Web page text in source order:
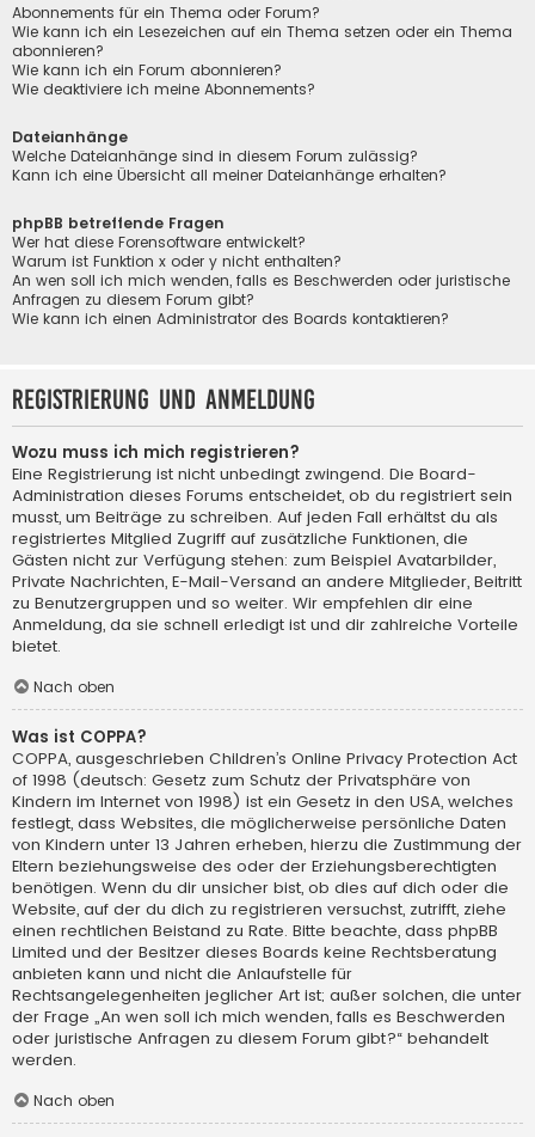
Abonnements für ein Thema oder Forum?
Wie kann ich ein Lesezeichen auf ein Thema setzen oder ein Thema
abonnieren?
Wie kann ich ein Forum abonnieren?
Wie deaktiviere ich meine Abonnements?
Dateianhänge
Welche Dateianhänge sind in diesem Forum zulässig?
Kann ich eine Übersicht all meiner Dateianhänge erhalten?
phpBB betreffende Fragen
Wer hat diese Forensoftware entwickelt?
Warum ist Funktion x oder y nicht enthalten?
An wen soll ich mich wenden, falls es Beschwerden oder juristische
Anfragen zu diesem Forum gibt?
Wie kann ich einen Administrator des Boards kontaktieren?
Registrierung und Anmeldung
Wozu muss ich mich registrieren?
Eine Registrierung ist nicht unbedingt zwingend. Die Board-
Administration dieses Forums entscheidet, ob du registriert sein
musst, um Beiträge zu schreiben. Auf jeden Fall erhältst du als
registriertes Mitglied Zugriff auf zusätzliche Funktionen, die
Gästen nicht zur Verfügung stehen: zum Beispiel Avatarbilder,
Private Nachrichten, E-Mail-Versand an andere Mitglieder, Beitritt
zu Benutzergruppen und so weiter. Wir empfehlen dir eine
Anmeldung, da sie schnell erledigt ist und dir zahlreiche Vorteile
bietet.
Nach oben
Was ist COPPA?
COPPA, ausgeschrieben Children’s Online Privacy Protection Act
of 1998 (deutsch: Gesetz zum Schutz der Privatsphäre von
Kindern im Internet von 1998) ist ein Gesetz in den USA, welches
festlegt, dass Websites, die möglicherweise persönliche Daten
von Kindern unter 13 Jahren erheben, hierzu die Zustimmung der
Eltern beziehungsweise des oder der Erziehungsberechtigten
benötigen. Wenn du dir unsicher bist, ob dies auf dich oder die
Website, auf der du dich zu registrieren versuchst, zutrifft, ziehe
einen rechtlichen Beistand zu Rate. Bitte beachte, dass phpBB
Limited und der Besitzer dieses Boards keine Rechtsberatung
anbieten kann und nicht die Anlaufstelle für
Rechtsangelegenheiten jeglicher Art ist; außer solchen, die unter
der Frage „An wen soll ich mich wenden, falls es Beschwerden
oder juristische Anfragen zu diesem Forum gibt?“ behandelt
werden.
Nach oben